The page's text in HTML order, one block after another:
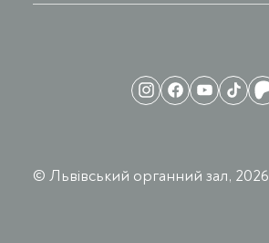
© Львівський органний зал, 2026